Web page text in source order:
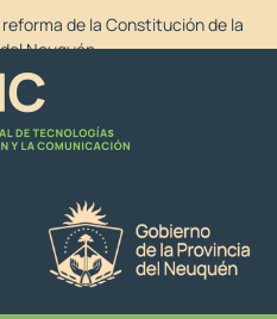
de la Constitución de la
Neuquén